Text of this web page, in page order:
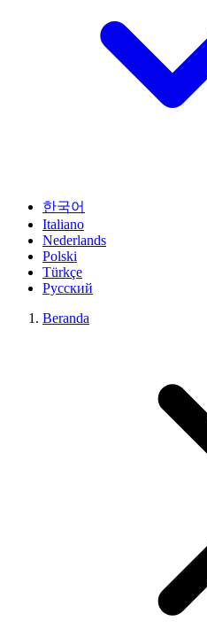
한국어
Italiano
Nederlands
Polski
Türkçe
Русский
Beranda